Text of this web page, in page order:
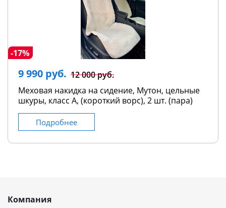
-17%
9 990 руб. 12 000 руб.
Меховая накидка на сидение, Мутон, цельные
шкуры, класс А, (короткий ворс), 2 шт. (пара)
Подробнее
Компания